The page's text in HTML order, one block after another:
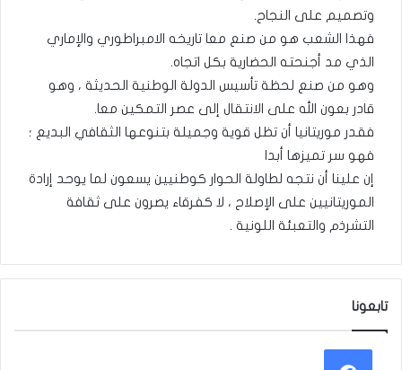
وتصميم على النجاح.
فهذا الشعب هو من صنع معا تاريخه الامبراطوري والإماري
الذي مد أجنحته الحضارية بكل اتجاه.
وهو من صنع لحظة تأسيس الدولة الوطنية الحديثة ، وهو
قادر بعون الله على الانتقال إلى عصر التمكين معا.
فقدر موريتانيا أن تظل قوية وجميلة بتنوعها الثقافي البديع ؛
فهو سر تميزها أبدا
إن علينا أن نتجه لطاولة الحوار كوطنيين يسعون لما يوحد إرادة
الموريتانيين على الإصلاح ، لا كفرقاء يصرون على ثقافة
التشرذم والتعبئة اللونية .
تابعونا